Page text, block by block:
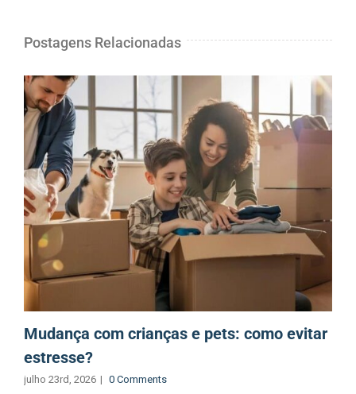
Postagens Relacionadas
Mudança com crianças e pets: como evitar
estresse?
julho 23rd, 2026 | 0 Comments